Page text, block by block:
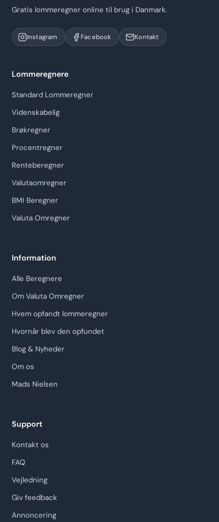
Gratis lommeregner online til brug i Danmark.
Instagram Facebook Kontakt
Lommeregnere
Standard Lommeregner
Videnskabelig
Brøkregner
Procentregner
Renteberegner
Valutaomregner
BMI Beregner
Valuta Omregner
Information
Alle Beregnere
Om Valuta Omregner
Hvem opfandt lommeregner
Hvornår blev den opfundet
Blog & Nyheder
Om os
Mads Nielsen
Support
Kontakt os
FAQ
Vejledning
Giv feedback
Annoncering